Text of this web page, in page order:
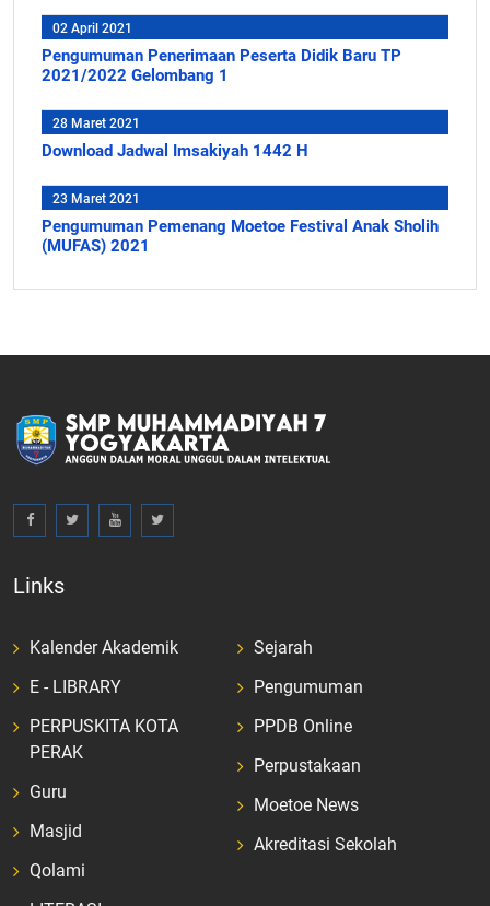
02 April 2021
Pengumuman Penerimaan Peserta Didik Baru TP
2021/2022 Gelombang 1
28 Maret 2021
Download Jadwal Imsakiyah 1442 H
23 Maret 2021
Pengumuman Pemenang Moetoe Festival Anak Sholih
(MUFAS) 2021
Links
Kalender Akademik
E - LIBRARY
PERPUSKITA KOTA
PERAK
Guru
Masjid
Qolami
Sejarah
Pengumuman
PPDB Online
Perpustakaan
Moetoe News
Akreditasi Sekolah